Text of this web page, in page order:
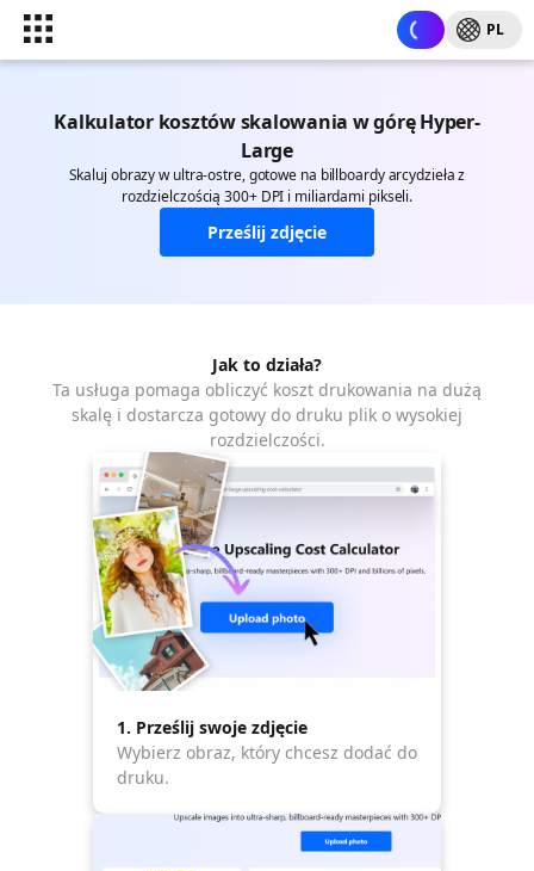
PL
Kalkulator kosztów skalowania w górę Hyper-
Large
Skaluj obrazy w ultra-ostre, gotowe na billboardy arcydzieła z
rozdzielczością 300+ DPI i miliardami pikseli.
Prześlij zdjęcie
Jak to działa?
Ta usługa pomaga obliczyć koszt drukowania na dużą
skalę i dostarcza gotowy do druku plik o wysokiej
rozdzielczości.
1. Prześlij swoje zdjęcie
Wybierz obraz, który chcesz dodać do
druku.